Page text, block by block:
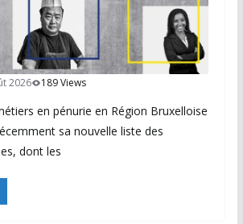
2026 189 Views
en pénurie en Région Bruxelloise
sa nouvelle liste des
dont les